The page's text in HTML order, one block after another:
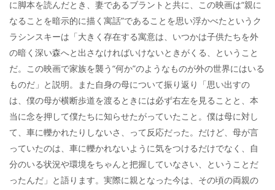
に脚本を読んだとき、妻であるブラントと共に、この映画は“親に
なることを暗示的に描く寓話”であることを思い浮かべたというク
ラシンスキーは「大きく存在する寓意は、いつかは子供たちを外
の暗く深い森へと出さなければいけないときがくる、ということ
だ。この映画で家族を襲う“何か”のようなものが外の世界にはいる
ものだ」と説明。また自身の母について振り返り「思い出すの
は、僕の母が横断歩道を渡るときには必ず右左を見ることと、本
当に念を押して僕たちに知らせたがっていたこと。僕は母に対し
て、車に轢かれたりしないさ、って反応だった。だけど、母が言
っていたのは、車に轢かれないように気をつけるだけでなく、自
分のいる状況や環境をちゃんと把握していなさい、ということだ
ったんだ」と語ります。実際に親となった今は、その頃の両親の